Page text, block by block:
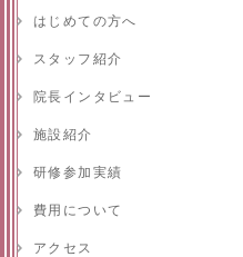
はじめての方へ
スタッフ紹介
院長インタビュー
施設紹介
研修参加実績
費用について
アクセス